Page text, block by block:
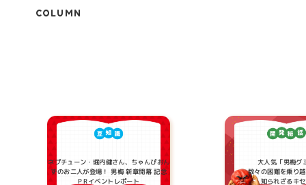
COLUMN
ネプチューン・堀内健さん、ちゃんぴおん
ずのお二人が登場！ 男梅 新章開幕 記念
PRイベントレポート
大人気「男梅グ
数々の困難を乗り
知られざるキ